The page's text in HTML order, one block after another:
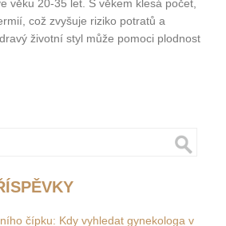
věku 20-35 let. S věkem klesá počet,
což zvyšuje riziko potratů a
životní styl může pomoci plodnost
čípku: Kdy vyhledat gynekologa v